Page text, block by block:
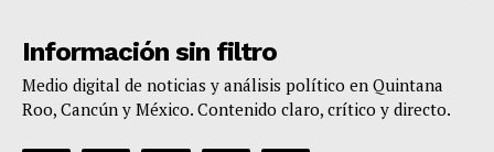
Información sin filtro
Medio digital de noticias y análisis político en Quintana
Roo, Cancún y México. Contenido claro, crítico y directo.